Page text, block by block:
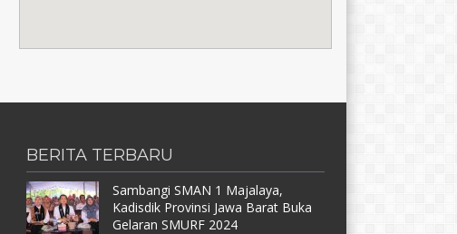
BERITA TERBARU
Sambangi SMAN 1 Majalaya,
Kadisdik Provinsi Jawa Barat Buka
Gelaran SMURF 2024